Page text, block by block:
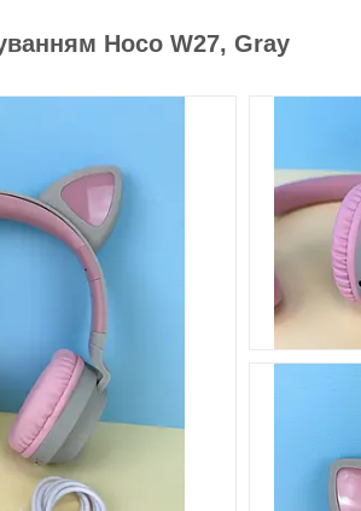
Hoco W27, Gray